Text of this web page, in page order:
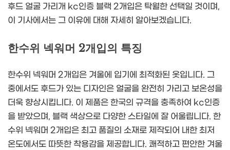
후드 얼굴 가리개 kc인증 블랙 2개입은 탁월한 선택일 것이며,
이 기사에서는 그 이유에 대해 자세히 알아보겠습니다.
한수위 넥워머 2개입의 특징
한수위 넥워머 2개입은 겨울에 입기에 최적화된 옷입니다. 그
중에서도 후드가 있는 디자인은 얼굴을 완전히 가리고 보온성을
더욱 향상시킵니다. 이 제품은 한국의 규격을 충족하여 kc인증
을 받았으며, 블랙 색상으로 다양한 스타일에 잘 어울립니다. 한
수위 넥워머 2개입은 최고 품질의 소재로 제작되어 내한 최저
온도에서도 따뜻한 착용감을 제공합니다. 쾌적하고 편안한 겨울